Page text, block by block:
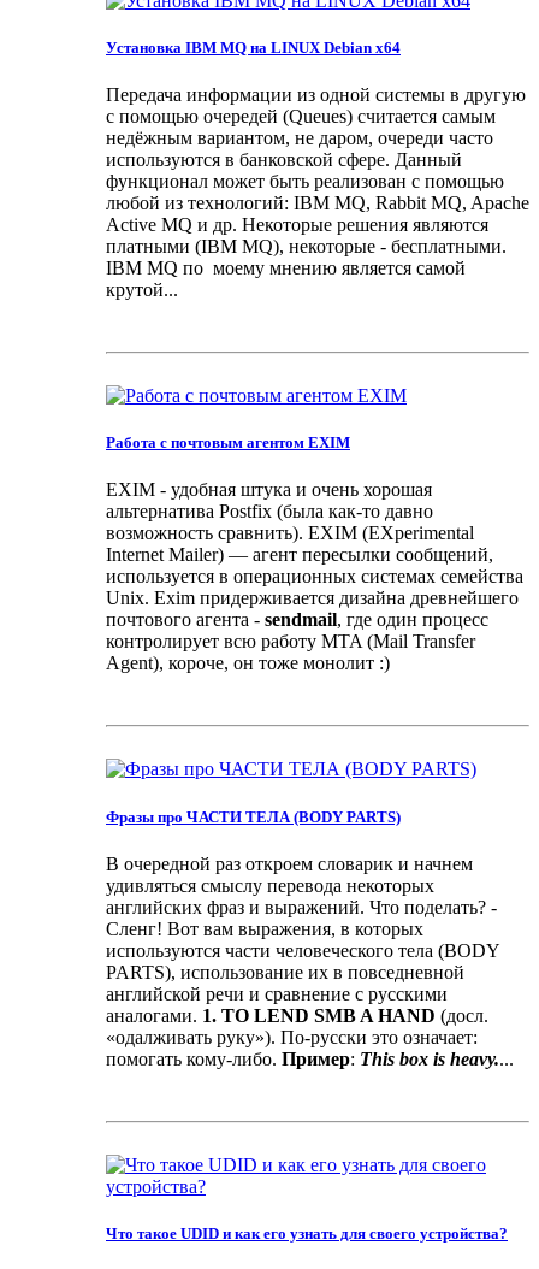
Установка IBM MQ на LINUX Debian x64
Передача информации из одной системы в другую
с помощью очередей (Queues) считается самым
недёжным вариантом, не даром, очереди часто
используются в банковской сфере. Данный
функционал может быть реализован с помощью
любой из технологий: IBM MQ, Rabbit MQ, Apache
Active MQ и др. Некоторые решения являются
платными (IBM MQ), некоторые - бесплатными.
IBM MQ по моему мнению является самой
крутой...
Работа с почтовым агентом EXIM
EXIM - удобная штука и очень хорошая
альтернатива Postfix (была как-то давно
возможность сравнить). EXIM (EXperimental
Internet Mailer) — агент пересылки сообщений,
используется в операционных системах семейства
Unix. Exim придерживается дизайна древнейшего
почтового агента - sendmail, где один процесс
контролирует всю работу MTA (Mail Transfer
Agent), короче, он тоже монолит :)
Фразы про ЧАСТИ ТЕЛА (BODY PARTS)
В очередной раз откроем словарик и начнем
удивляться смыслу перевода некоторых
английских фраз и выражений. Что поделать? -
Сленг! Вот вам выражения, в которых
используются части человеческого тела (BODY
PARTS), использование их в повседневной
английской речи и сравнение с русскими
аналогами. 1. TO LEND SMB A HAND (досл.
«одалживать руку»). По-русски это означает:
помогать кому-либо. Пример: This box is heavy....
Что такое UDID и как его узнать для своего устройства?